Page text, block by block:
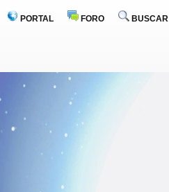
PORTAL FORO BUSCAR